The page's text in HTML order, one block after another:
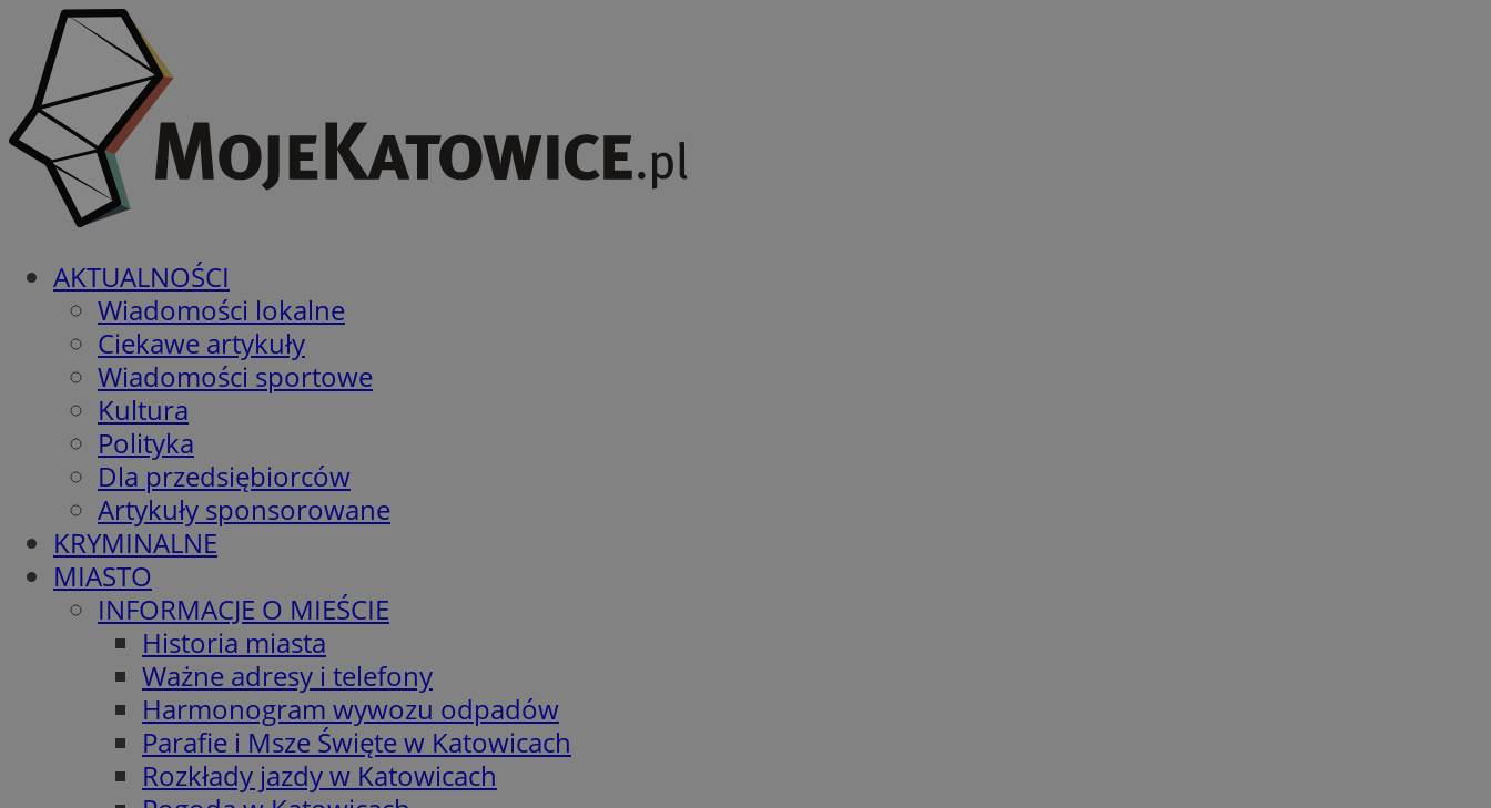
AKTUALNOŚCI
Wiadomości lokalne
Ciekawe artykuły
Wiadomości sportowe
Kultura
Polityka
Dla przedsiębiorców
Artykuły sponsorowane
KRYMINALNE
MIASTO
INFORMACJE O MIEŚCIE
Historia miasta
Ważne adresy i telefony
Harmonogram wywozu odpadów
Parafie i Msze Święte w Katowicach
Rozkłady jazdy w Katowicach